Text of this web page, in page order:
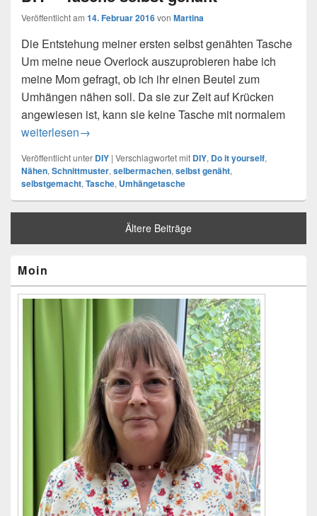
Veröffentlicht am 14. Februar 2016von Martina
Die Entstehung meiner ersten selbst genähten Tasche
Um meine neue Overlock auszuprobieren habe ich
meine Mom gefragt, ob ich ihr einen Beutel zum
Umhängen nähen soll. Da sie zur Zeit auf Krücken
angewiesen ist, kann sie keine Tasche mit normalem
DIY – Tasche selbst genäht
weiterlesen→
Veröffentlicht unter DIY | Verschlagwortet mit DIY, Do it yourself,
Nähen, Schnittmuster, selbermachen, selbst genäht,
selbstgemacht, Tasche, Umhängetasche
Ältere Beiträge
Seitenleisten-
Widgetbereich
Moin